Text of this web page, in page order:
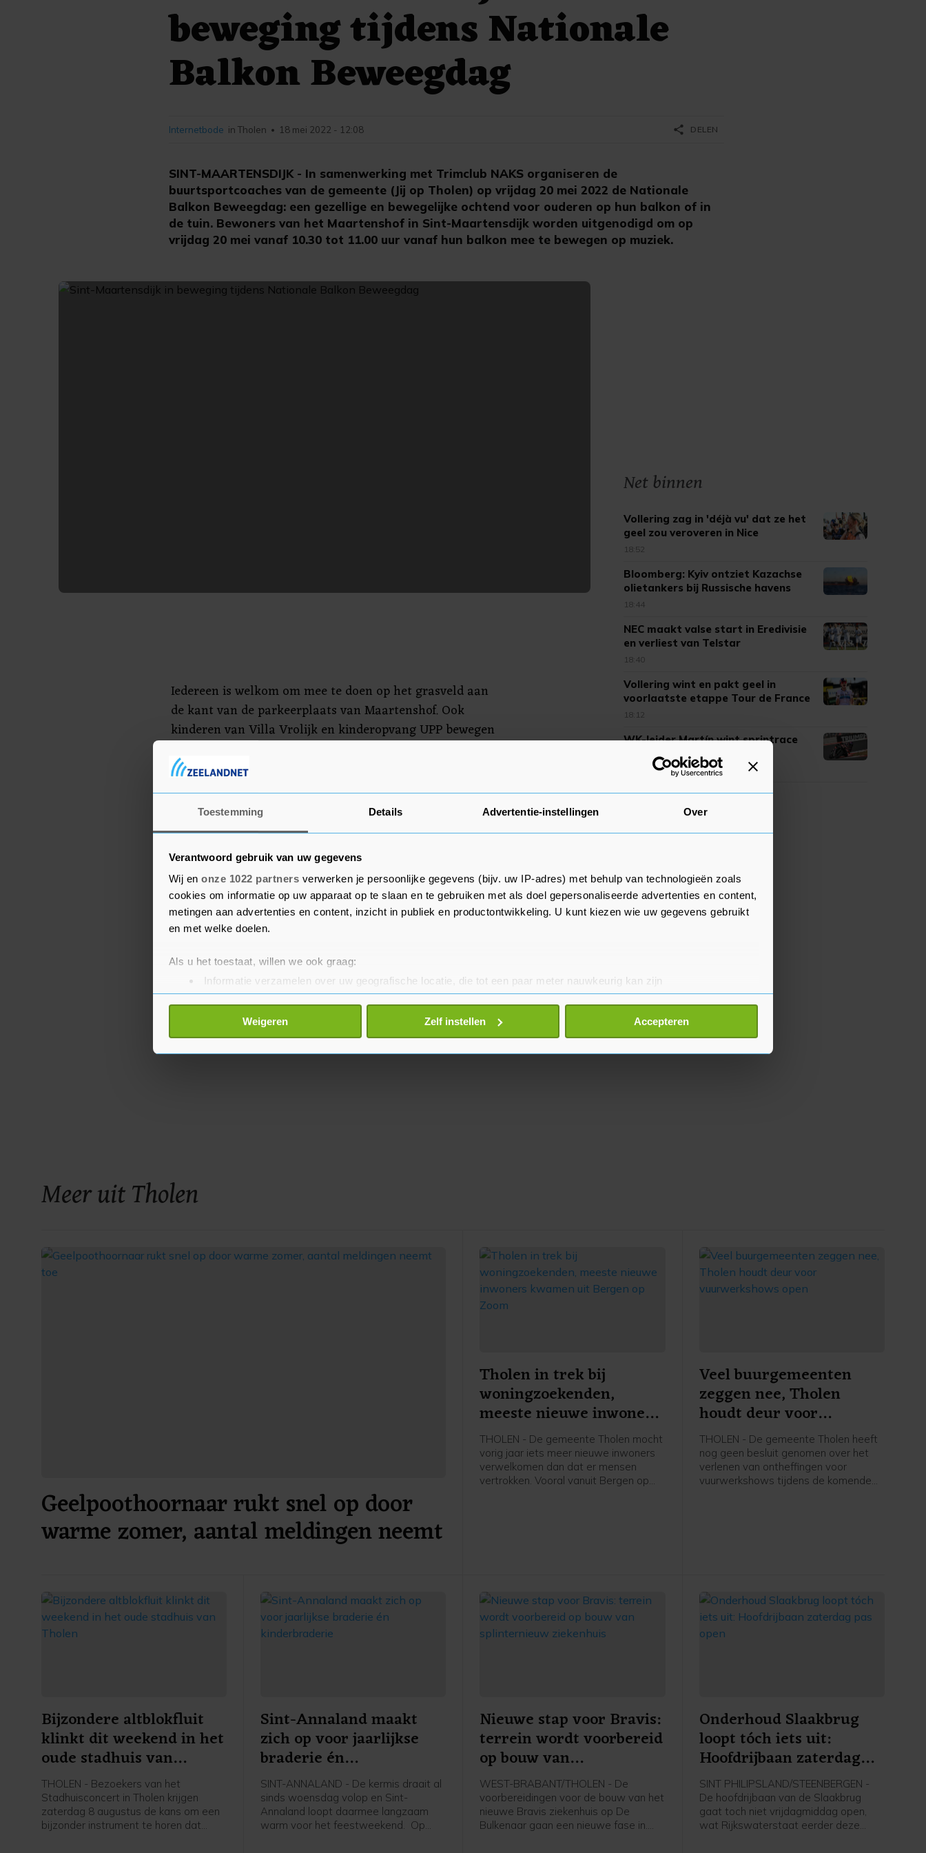
Toestemming Details Advertentie-instellingen Over
Verantwoord gebruik van uw gegevens
Wij en onze 1022 partners verwerken je persoonlijke gegevens (bijv. uw IP-adres) met behulp van technologieën zoals
cookies om informatie op uw apparaat op te slaan en te gebruiken met als doel gepersonaliseerde advertenties en content,
metingen aan advertenties en content, inzicht in publiek en productontwikkeling. U kunt kiezen wie uw gegevens gebruikt
en met welke doelen.
Als u het toestaat, willen we ook graag:
Informatie verzamelen over uw geografische locatie, die tot een paar meter nauwkeurig kan zijn
Uw apparaat identificeren door het actief te scannen op specifieke eigenschappen (fingerprinting)
Lees meer over hoe uw persoonlijke gegevens worden verwerkt en stel uw voorkeuren in het
detailgedeelte
Weigeren Zelf instellen Accepteren
beweging tijdens Nationale
Balkon Beweegdag
SINT-MAARTENSDIJK - In samenwerking met Trimclub NAKS organiseren de
buurtsportcoaches van de gemeente (Jij op Tholen) op vrijdag 20 mei 2022 de Nationale
Balkon Beweegdag: een gezellige en bewegelijke ochtend voor ouderen op hun balkon of in
de tuin. Bewoners van het Maartenshof in Sint-Maartensdijk worden uitgenodigd om op
vrijdag 20 mei vanaf 10.30 tot 11.00 uur vanaf hun balkon mee te bewegen op muziek.
Internetbode in Tholen • 18 mei 2022 - 12:08 share DELEN
Iedereen is welkom om mee te doen op het grasveld aan
de kant van de parkeerplaats van Maartenshof. Ook
kinderen van Villa Vrolijk en kinderopvang UPP bewegen
(waaronder buurtsportcoaches, docenten Sport en
bewegen 55+, fysiotherapeuten en bewegingscoaches)
gaan op Balkon Beweegdag langs woon- en zorgcentra
om ouderen een gezellige, positieve ochtend te laten
Meer uit Tholen
Geelpoothoornaar rukt snel op door
warme zomer, aantal meldingen neemt
Tholen in trek bij
woningzoekenden,
meeste nieuwe inwoners
kwamen uit Bergen op
Zoom
THOLEN - De gemeente Tholen mocht
vorig jaar iets meer nieuwe inwoners
verwelkomen dan dat er mensen
vertrokken. Vooral vanuit Bergen op
Veel buurgemeenten
zeggen nee, Tholen
houdt deur voor
vuurwerkshows open
THOLEN - De gemeente Tholen heeft
nog geen besluit genomen over het
verlenen van ontheffingen voor
vuurwerkshows tijdens de komende
Bijzondere altblokfluit
klinkt dit weekend in het
oude stadhuis van
Tholen
THOLEN - Bezoekers van het
Stadhuisconcert in Tholen krijgen
zaterdag 8 augustus de kans om een
bijzonder instrument te horen dat
Sint-Annaland maakt
zich op voor jaarlijkse
braderie én
kinderbraderie
SINT-ANNALAND - De kermis draait al
sinds woensdag volop en Sint-
Annaland loopt daarmee langzaam
warm voor het feestweekend. Op
Nieuwe stap voor Bravis:
terrein wordt voorbereid
op bouw van
splinternieuw ziekenhuis
WEST-BRABANT/THOLEN - De
voorbereidingen voor de bouw van het
nieuwe Bravis ziekenhuis op De
Bulkenaar gaan een nieuwe fase in.
Onderhoud Slaakbrug
loopt tóch iets uit:
Hoofdrijbaan zaterdag
pas open
SINT PHILIPSLAND/STEENBERGEN -
De hoofdrijbaan van de Slaakbrug
gaat toch niet vrijdagmiddag open,
wat Rijkswaterstaat eerder deze
Net binnen
Vollering zag in 'déjà vu' dat ze het
geel zou veroveren in Nice
18:52
Bloomberg: Kyiv ontziet Kazachse
olietankers bij Russische havens
18:44
NEC maakt valse start in Eredivisie
en verliest van Telstar
18:40
Vollering wint en pakt geel in
voorlaatste etappe Tour de France
18:12
WK-leider Martín wint sprintrace
op Silverstone in MotoGP